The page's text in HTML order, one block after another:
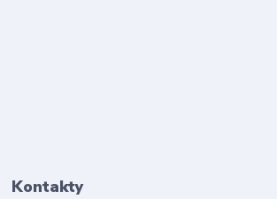
Kontakty